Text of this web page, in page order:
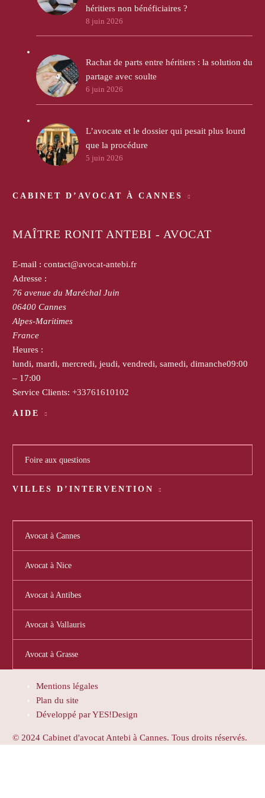
héritiers non bénéficiaires ?
8 juin 2026
Rachat de parts entre héritiers : la solution du
partage avec soulte
6 juin 2026
L’avocate et le dossier qui pesait plus lourd
que la procédure
5 juin 2026
CABINET D’AVOCAT À CANNES
MAÎTRE RONIT ANTEBI - AVOCAT
E-mail : contact@avocat-antebi.fr
Adresse :
76 avenue du Maréchal Juin
06400 Cannes
Alpes-Maritimes
France
Heures :
lundi, mardi, mercredi, jeudi, vendredi, samedi, dimanche09:00
– 17:00
Service Clients: +33761610102
AIDE
Foire aux questions
VILLES D’INTERVENTION
Avocat à Cannes
Avocat à Nice
Avocat à Antibes
Avocat à Vallauris
Avocat à Grasse
Mentions légales
Plan du site
Développé par YES!Design
© 2024 Cabinet d'avocat Antebi à Cannes. Tous droits réservés.